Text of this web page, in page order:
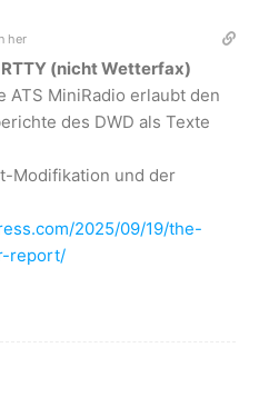
her
(nicht Wetterfax)
MiniRadio erlaubt den
des DWD als Texte
Modifikation und der
2025/09/19/the-
report/